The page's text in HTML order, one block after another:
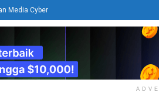
Media Cyber